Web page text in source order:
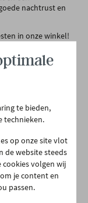
nachtrust en
in onze winkel!
Weet je niet waar
voor
x D 200 CM
te bieden,
technieken.
op onze site vlot
de website steeds
volgen wij
je content en
passen.